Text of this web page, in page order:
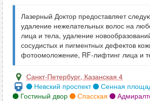
Лазерный Доктор предоставляет
удаление нежелательных волос на
лица и тела, удаление
сосудистых и пигментных дефектов
фотоомоложение, RF-лифтинг лица и
Санкт-Петербург, Казанская 4
Невский проспект
Сенная
Гостиный двор
Спасская